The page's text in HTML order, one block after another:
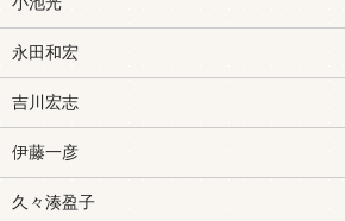
永田和宏
吉川宏志
伊藤一彦
久々湊盈子